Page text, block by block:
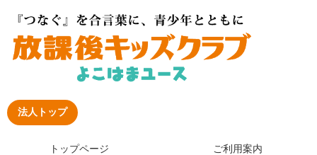
法人トップ
トップページ ご利用案内